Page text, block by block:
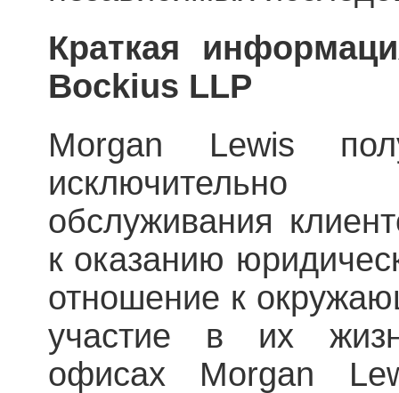
Краткая
Bockius LLP
Morgan Lewis
исключительно
обслуживания
к оказанию
отношение к
участие в их
офисах Morgan